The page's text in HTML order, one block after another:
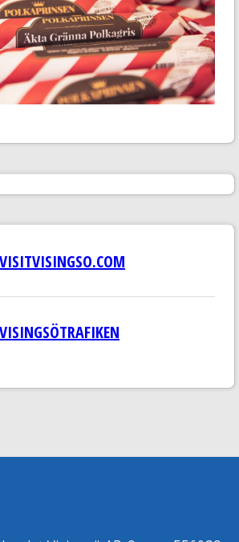
VISITVISINGSO.COM
VISINGSÖTRAFIKEN